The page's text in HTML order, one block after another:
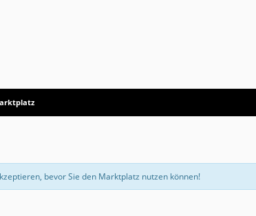
bevor Sie den Marktplatz nutzen können!